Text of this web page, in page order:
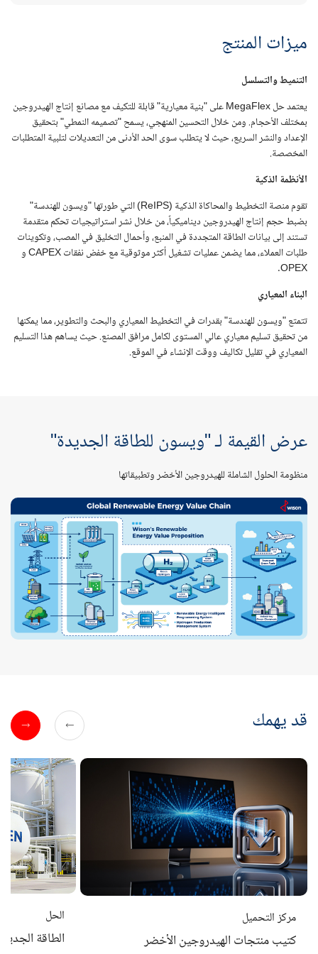
ميزات المنتج
التنميط والتسلسل
يعتمد حل MegaFlex على "بنية معيارية" قابلة للتكيف مع مصانع إنتاج الهيدروجين
بمختلف الأحجام. ومن خلال التحسين المنهجي، يسمح "تصميمه النمطي" بتحقيق
الإعداد والنشر السريع، حيث لا يتطلب سوى الحد الأدنى من التعديلات لتلبية المتطلبات
المخصصة.
الأنظمة الذكية
تقوم منصة التخطيط والمحاكاة الذكية (ReIPS) التي طورتها "ويسون للهندسة"
بضبط حجم إنتاج الهيدروجين ديناميكياً، من خلال نشر استراتيجيات تحكم متقدمة
تستند إلى بيانات الطاقة المتجددة في المنبع، وأحمال التخليق في المصب، وتكوينات
طلبات العملاء، مما يضمن عمليات تشغيل أكثر موثوقية مع خفض نفقات CAPEX و
OPEX.
البناء المعياري
تتمتع "ويسون للهندسة" بقدرات في التخطيط المعياري والبحث والتطوير، مما يمكنها
من تحقيق تسليم معياري عالي المستوى لكامل مرافق المصنع. حيث يساهم هذا التسليم
المعياري في تقليل تكاليف ووقت الإنشاء في الموقع.
عرض القيمة لـ "ويسون للطاقة الجديدة"
منظومة الحلول الشاملة للهيدروجين الأخضر وتطبيقاتها
قد يهمك
مركز التحميل
كتيب منتجات الهيدروجين الأخضر
الحل
الطاقة